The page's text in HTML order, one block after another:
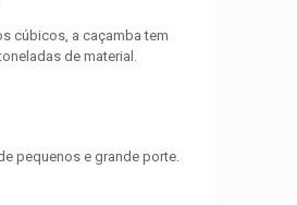
cúbicos, a caçamba tem
de material.
pequenos e grande porte.